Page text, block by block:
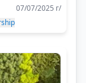
07/07/2025 г/